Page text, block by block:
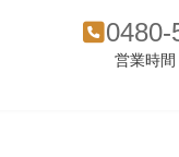
0480-
営業時